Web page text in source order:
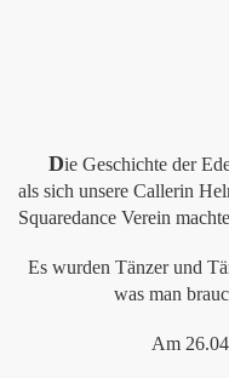
Die Geschichte der
als sich unsere Callerin
Squaredance Verein machte
Es wurden Tänzer und
was man
Am